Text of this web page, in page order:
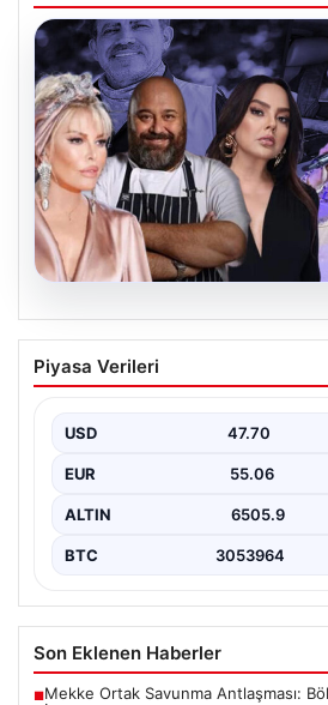
06.08.2026
MASAK’tan Ahbap
Hangi ünlü ne kadar bağış
Bağışları ve Paranın Akibeti",
kamuoyunun…
Piyasa Verileri
USD 47.70
EUR 55.06
ALTIN 6505.9
BTC 3053964
Son Eklenen Haberler
■Mekke Ortak Savunma Antlaşması: